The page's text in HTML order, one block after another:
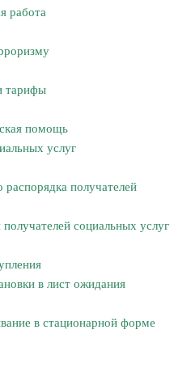
работа
тарифы
помощь
услуг
распорядка получателей
социальных услуг
в лист ожидания
в стационарной форме